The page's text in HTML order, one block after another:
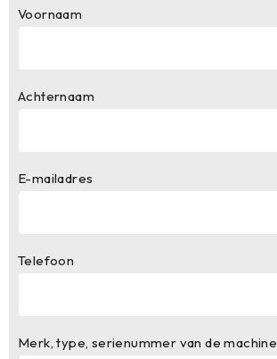
Voornaam
Achternaam
E-mailadres
Telefoon
Merk, type, serienummer van de machine